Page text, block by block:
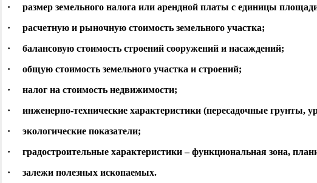
· размер земельного налога или арендной платы с единицы
· расчетную и рыночную стоимость земельного участка;
· балансовую стоимость строений сооружений и насаждений;
· общую стоимость земельного участка и строений;
· налог на стоимость недвижимости;
· инженерно-технические характеристики (пересадочные грунты,
· экологические показатели;
· градостроительные характеристики – функциональная зона,
· залежи полезных ископаемых.